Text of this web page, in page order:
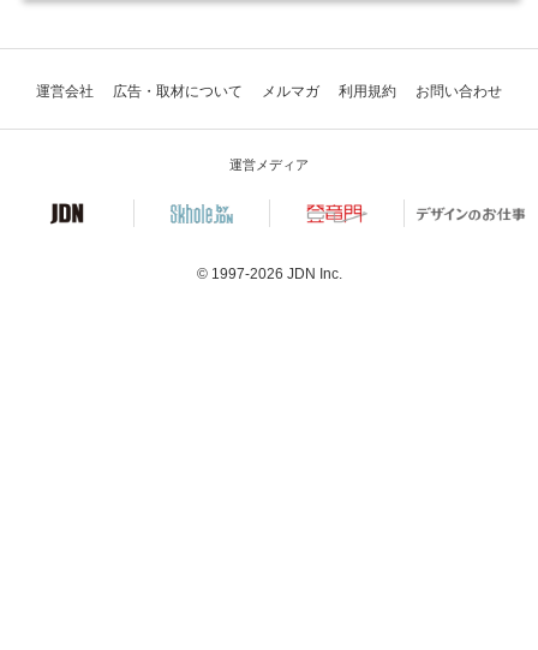
運営会社 広告・取材について メルマガ 利用規約 お問い合わせ
運営メディア
© 1997-2026 JDN Inc.